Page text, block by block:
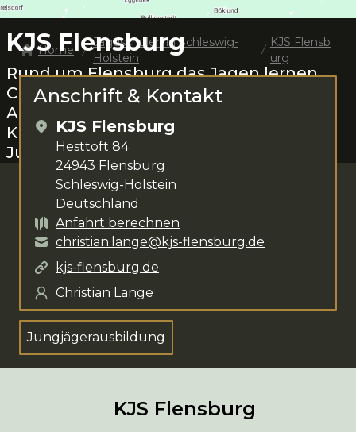
KJS Flensburg
Rund umFlensburgdas Jagen lernen.
Christian Langesteht dir für deine
Anliegen zur Verfügung. Das
Kursangebot umfasst
Jungjägerausbildung
Home
Jagdschulen inSchleswig-
Holstein
KJS Flensb
urg
Anschrift & Kontakt
KJS Flensburg
Hesttoft 84
24943 Flensburg
Schleswig-Holstein
Deutschland
Anfahrt berechnen
christian.lange@kjs-flensburg.de
kjs-flensburg.de
Christian Lange
Jungjägerausbildung
KJS Flensburg